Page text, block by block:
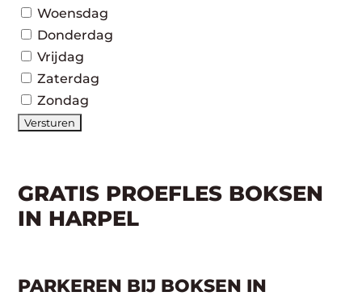
Woensdag
Donderdag
Vrijdag
Zaterdag
Zondag
GRATIS PROEFLES BOKSEN
IN HARPEL
PARKEREN BIJ BOKSEN IN